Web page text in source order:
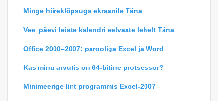
Minge hiireklõpsuga ekraanile Täna
Veel päevi leiate kalendri eelvaate lehelt Täna
Office 2000–2007: parooliga Excel ja Word
Kas minu arvutis on 64-bitine protsessor?
Minimeerige lint programmis Excel-2007